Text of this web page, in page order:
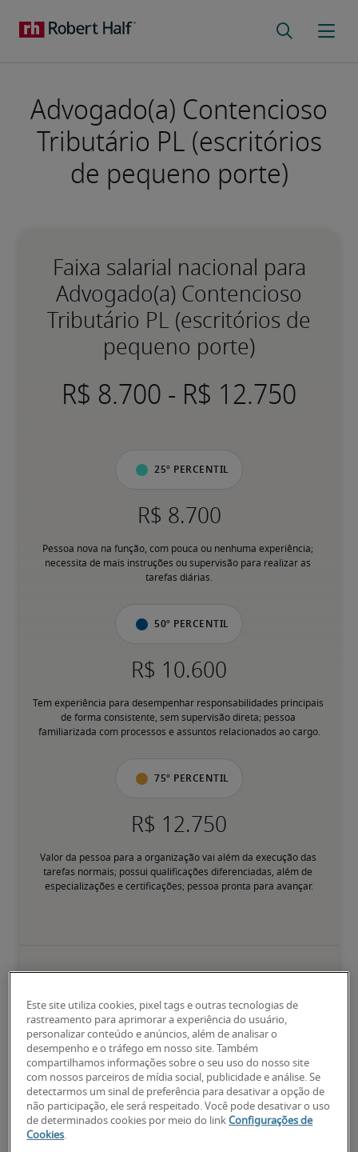
Advogado(a) Contencioso
Tributário PL (escritórios
de pequeno porte)
Faixa salarial nacional para
Advogado(a) Contencioso
Tributário PL (escritórios de
pequeno porte)
-
25º percentil
Pessoa nova na função, com pouca ou nenhuma experiência;
necessita de mais instruções ou supervisão para realizar as
tarefas diárias.
50º percentil
Tem experiência para desempenhar responsabilidades principais
de forma consistente, sem supervisão direta; pessoa
familiarizada com processos e assuntos relacionados ao cargo.
75º percentil
Valor da pessoa para a organização vai além da execução das
tarefas normais; possui qualificações diferenciadas, além de
especializações e certificações; pessoa pronta para avançar.
Salários para cargos
relacionados
Este site utiliza cookies, pixel tags e outras tecnologias de
rastreamento para aprimorar a experiência do usuário,
personalizar conteúdo e anúncios, além de analisar o
desempenho e o tráfego em nosso site. Também
compartilhamos informações sobre o seu uso do nosso site
com nossos parceiros de mídia social, publicidade e análise. Se
detectarmos um sinal de preferência para desativar a opção de
não participação, ele será respeitado. Você pode desativar o uso
de determinados cookies por meio do linkConfigurações de
Cookies.